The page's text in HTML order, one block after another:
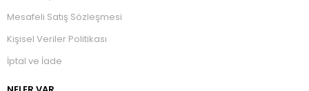
Mesafeli Satış Sözleşmesi
Kişisel Veriler Politikası
İptal ve İade